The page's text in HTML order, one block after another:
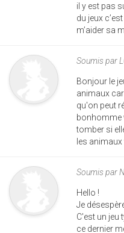
il y est pas
du jeux
m’aider sa
Soumis par
Bonjour le
animaux
qu'on peut
bonhomme
tomber si
les
Soumis par
Hello !
Je
C'est un jeu
ce dernier